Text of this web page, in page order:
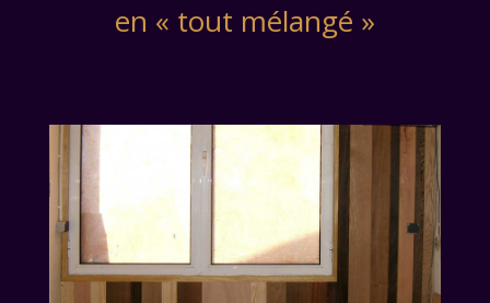
en « tout mélangé »